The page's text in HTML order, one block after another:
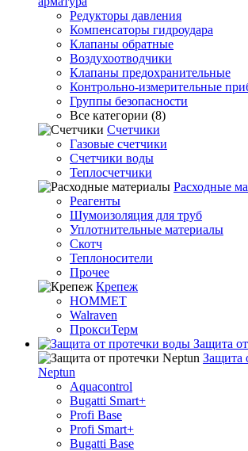
Редукторы давления
Компенсаторы гидроудара
Клапаны обратные
Воздухоотводчики
Клапаны предохранительные
Контрольно-измерительные
Группы безопасности
Все категории (8)
Счетчики
Газовые счетчики
Счетчики воды
Теплосчетчики
Расходные
Реагенты
Шумоизоляция для труб
Уплотнительные материалы
Скотч
Теплоносители
Прочее
Крепеж
HOMMET
Walraven
ПроксиТерм
Защита
Защита
Neptun
Aquacontrol
Bugatti Smart+
Profi Base
Profi Smart+
Bugatti Base